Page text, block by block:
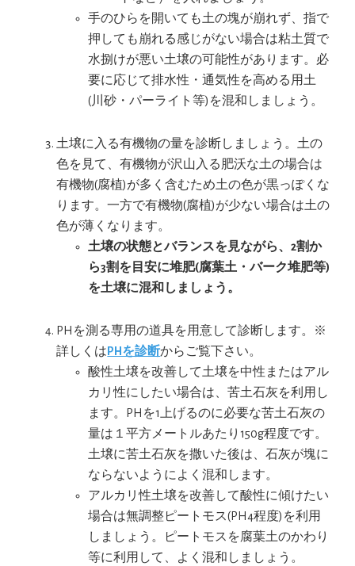
手のひらを開いても土の塊が崩れず、指で
押しても崩れる感じがない場合は粘土質で
水捌けが悪い土壌の可能性があります。必
要に応じて排水性・通気性を高める用土
(川砂・パーライト等)を混和しましょう。
土壌に入る有機物の量を診断しましょう。土の
色を見て、有機物が沢山入る肥沃な土の場合は
有機物(腐植)が多く含むため土の色が黒っぽくな
ります。一方で有機物(腐植)が少ない場合は土の
色が薄くなります。
土壌の状態とバランスを見ながら、2割か
ら3割を目安に堆肥(腐葉土・バーク堆肥等)
を土壌に混和しましょう。
PHを測る専用の道具を用意して診断します。※
詳しくは PHを診断からご覧下さい。
酸性土壌を改善して土壌を中性またはアル
カリ性にしたい場合は、苦土石灰を利用し
ます。PHを1上げるのに必要な苦土石灰の
量は１平方メートルあたり150g程度です。
土壌に苦土石灰を撒いた後は、石灰が塊に
ならないようによく混和します。
アルカリ性土壌を改善して酸性に傾けたい
場合は無調整ピートモス(PH4程度)を利用
しましょう。ピートモスを腐葉土のかわり
等に利用して、よく混和しましょう。